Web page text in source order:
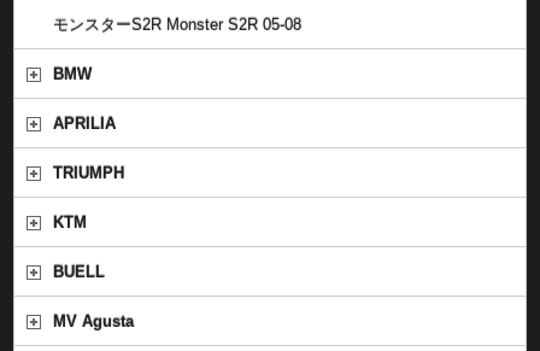
モンスターS2R Monster S2R 05-08
BMW
APRILIA
TRIUMPH
KTM
BUELL
MV Agusta